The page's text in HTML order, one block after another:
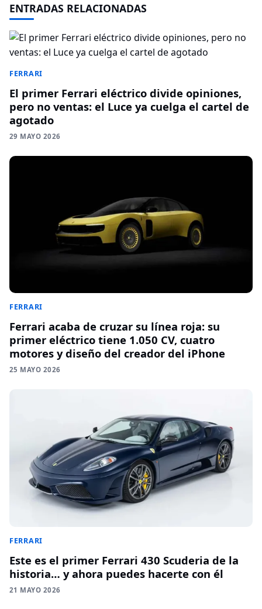
ENTRADAS RELACIONADAS
FERRARI
El primer Ferrari eléctrico divide opiniones,
pero no ventas: el Luce ya cuelga el cartel de
agotado
29 MAYO 2026
FERRARI
Ferrari acaba de cruzar su línea roja: su
primer eléctrico tiene 1.050 CV, cuatro
motores y diseño del creador del iPhone
25 MAYO 2026
FERRARI
Este es el primer Ferrari 430 Scuderia de la
historia… y ahora puedes hacerte con él
21 MAYO 2026